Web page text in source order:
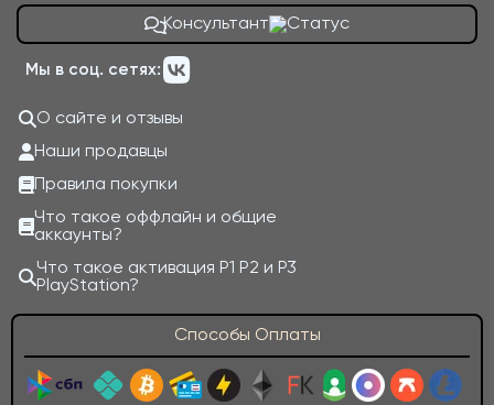
Консультант
Мы в соц. сетях:
О сайте и отзывы
Наши продавцы
Правила покупки
Что такое оффлайн и общие
аккаунты?
Что такое активация P1 P2 и P3
PlayStation?
Способы Оплаты